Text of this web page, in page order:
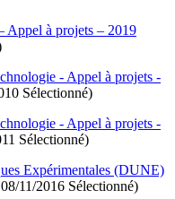
Appel à projets – 2019
- Appel à projets -
Sélectionné)
- Appel à projets -
Sélectionné)
Expérimentales (DUNE)
11/2016 Sélectionné)